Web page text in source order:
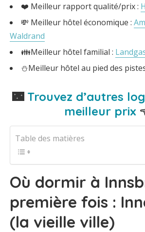
❤️ Meilleur rapport qualité/prix :
💸 Meilleur hôtel économique :
Waldrand
👪Meilleur hôtel familial :
⛄Meilleur hôtel au pied des
🌃 Trouvez d’autres
meilleur prix
Table des matières
Où dormir à
première fois :
(la vieille ville)